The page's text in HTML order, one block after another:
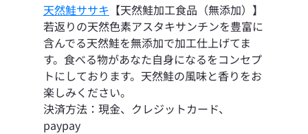
天然鮭ササキ 【天然鮭加工食品（無添加）】
若返りの天然色素アスタキサンチンを豊富に
含んでる天然鮭を無添加で加工仕上げてま
す。食べる物があなた自身になるをコンセプ
トにしております。天然鮭の風味と香りをお
楽しみください。
決済方法：現金、クレジットカード、
paypay